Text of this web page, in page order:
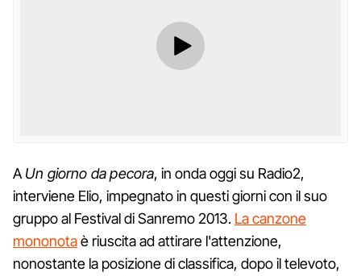
A Un giorno da pecora, in onda oggi su Radio2,
interviene Elio, impegnato in questi giorni con il suo
gruppo al Festival di Sanremo 2013. La canzone
mononotaè riuscita ad attirare l'attenzione,
nonostante la posizione di classifica, dopo il televoto,